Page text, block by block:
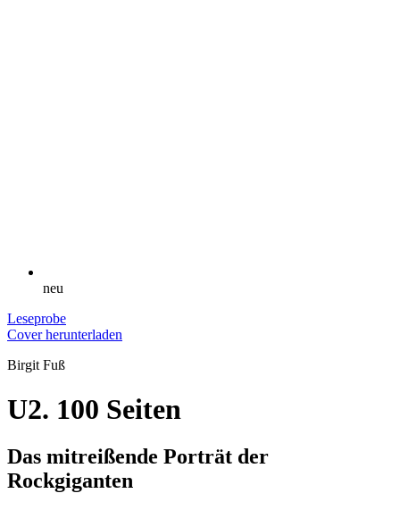
neu
Leseprobe
Cover herunterladen
Birgit Fuß
U2. 100 Seiten
Das mitreißende Porträt der
Rockgiganten